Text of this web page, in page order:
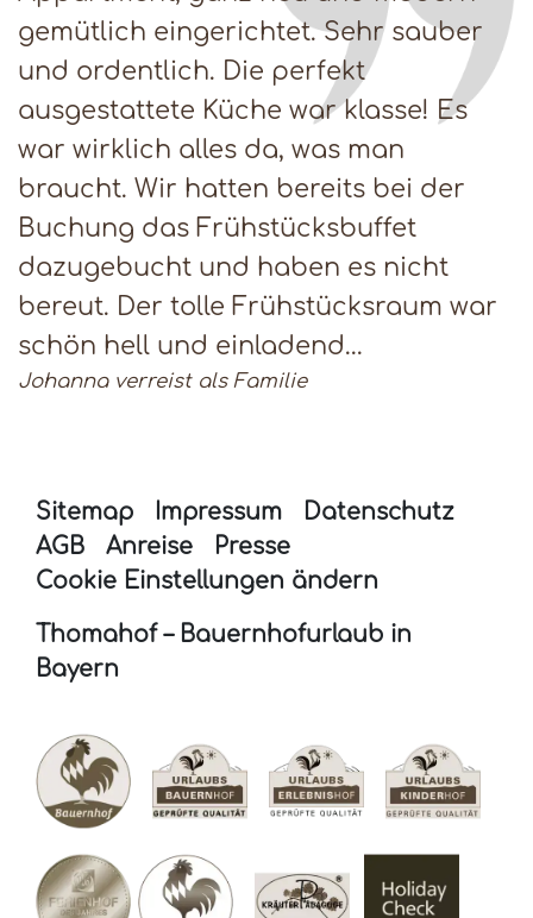
gemütlich eingerichtet. Sehr sauber
und ordentlich. Die perfekt
ausgestattete Küche war klasse! Es
war wirklich alles da, was man
braucht. Wir hatten bereits bei der
Buchung das Frühstücksbuffet
dazugebucht und haben es nicht
bereut. Der tolle Frühstücksraum war
schön hell und einladend...
Johanna verreist als Familie
Sitemap Impressum
Datenschutz
AGB
Anreise
Presse
Cookie Einstellungen ändern
Thomahof – Bauernhofurlaub in
Bayern